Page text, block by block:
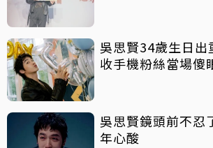
吳思賢34歲生日出
收手機粉絲當場傻
吳思賢鏡頭前不忍
年心酸